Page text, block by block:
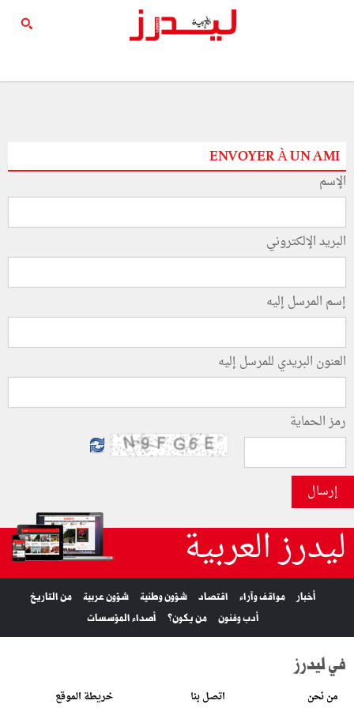
ENVOYER À UN AMI
الإسم
البريد الإلكتروني
إسم المرسل إليه
العنون البريدي للمرسل إليه
رمز الحماية
إرسال
ليدرز العربية
أخبار مواقف وآراء اقتصاد شؤون وطنية شؤون عربية
من التاريخ
أدب وفنون
من يكون؟ أصداء المؤسسات
في ليدرز
من نحن اتصل بنا خريطة الموقع